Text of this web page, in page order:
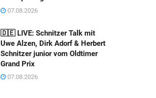
07.08.2026
🇩🇪 LIVE: Schnitzer Talk mit
Uwe Alzen, Dirk Adorf & Herbert
Schnitzer junior vom Oldtimer
Grand Prix
07.08.2026